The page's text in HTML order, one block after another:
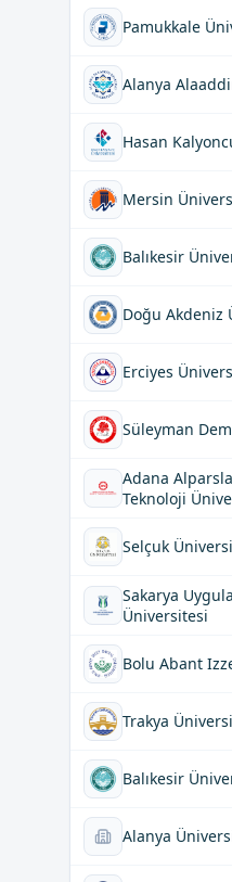
Pamukkale
Alanya
Hasan
Mersin
Balıkesir
Doğu Akdeniz
Erciyes
Süleyman
Adana
Teknoloji
Selçuk
Sakarya
Üniversitesi
Bolu Abant
Trakya
Balıkesir
Alanya